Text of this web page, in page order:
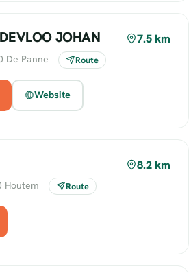
JOHAN 7.5 km
De Panne Route
Website
8.2 km
Houtem Route